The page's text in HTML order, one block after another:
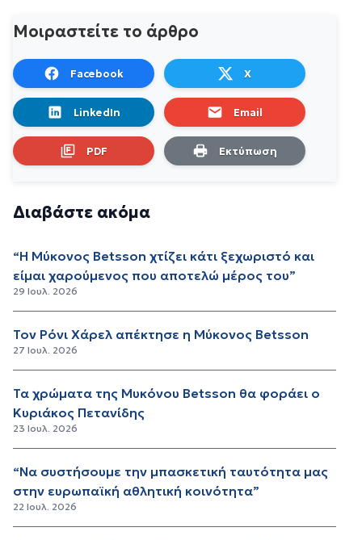
Μοιραστείτε το άρθρο
Facebook X
LinkedIn Email
PDF Εκτύπωση
Διαβάστε ακόμα
“Η Μύκονος Betsson χτίζει κάτι ξεχωριστό και
είμαι χαρούμενος που αποτελώ μέρος του”
29 Ιουλ. 2026
Τον Ρόνι Χάρελ απέκτησε η Μύκονος Betsson
27 Ιουλ. 2026
Τα χρώματα της Μυκόνου Betsson θα φοράει ο
Κυριάκος Πετανίδης
23 Ιουλ. 2026
“Να συστήσουμε την μπασκετική ταυτότητα μας
στην ευρωπαϊκή αθλητική κοινότητα”
22 Ιουλ. 2026